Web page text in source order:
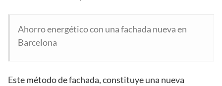
Ahorro energético con una fachada nueva en
Barcelona
Este método de fachada, constituye una nueva